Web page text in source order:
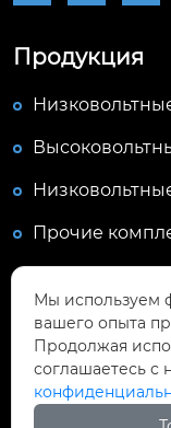
Продукция
Прочие
Контакты

Хоцзюй-
Мы используем
вашего опыта
Продолжая
соглашаетесь с